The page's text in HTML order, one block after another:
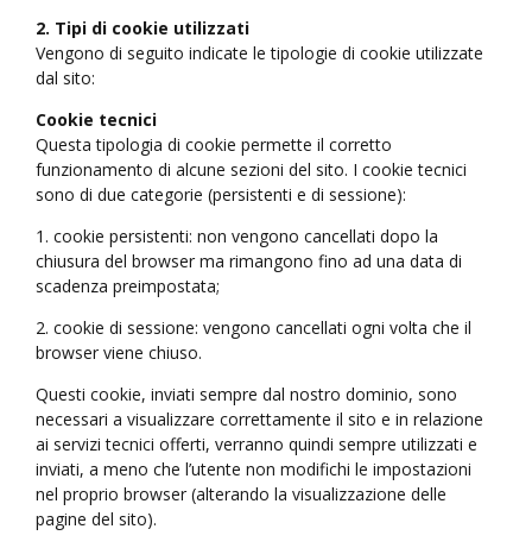
2. Tipi di cookie utilizzati
Vengono di seguito indicate le tipologie di cookie utilizzate
dal sito:
Cookie tecnici
Questa tipologia di cookie permette il corretto
funzionamento di alcune sezioni del sito. I cookie tecnici
sono di due categorie (persistenti e di sessione):
1. cookie persistenti: non vengono cancellati dopo la
chiusura del browser ma rimangono fino ad una data di
scadenza preimpostata;
2. cookie di sessione: vengono cancellati ogni volta che il
browser viene chiuso.
Questi cookie, inviati sempre dal nostro dominio, sono
necessari a visualizzare correttamente il sito e in relazione
ai servizi tecnici offerti, verranno quindi sempre utilizzati e
inviati, a meno che l’utente non modifichi le impostazioni
nel proprio browser (alterando la visualizzazione delle
pagine del sito).